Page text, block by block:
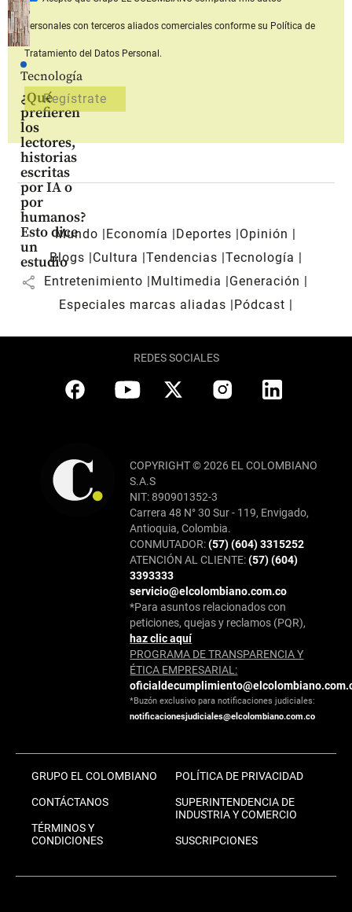
Tecnología
¿Qué
prefieren
los
lectores,
historias
escritas
por IA o
por
humanos?
Esto dice
un
estudio
share
personales con terceros aliados comerciales conforme su Política de
Tratamiento del Datos Personal.
Mundo Economía Deportes
Opinión
Blogs
Cultura Tendencias Tecnología
Entretenimiento
Multimedia
Generación
Especiales marcas aliadas
Pódcast
REDES SOCIALES
COPYRIGHT © 2026 EL COLOMBIANO
S.A.S
NIT: 890901352-3
Carrera 48 N° 30 Sur - 119, Envigado,
Antioquia, Colombia.
CONMUTADOR:(57) (604) 3315252
ATENCIÓN AL CLIENTE:(57) (604)
3393333
servicio@elcolombiano.com.co
*Para asuntos relacionados con
peticiones, quejas y reclamos (PQR),
haz clic aquí
PROGRAMA DE TRANSPARENCIA Y
ÉTICA EMPRESARIAL:
*Buzón exclusivo para notificaciones judiciales:
notificacionesjudiciales@elcolombiano.com.co
GRUPO EL COLOMBIANO
CONTÁCTANOS
TÉRMINOS Y
CONDICIONES
POLÍTICA DE PRIVACIDAD
SUPERINTENDENCIA DE
INDUSTRIA Y COMERCIO
SUSCRIPCIONES